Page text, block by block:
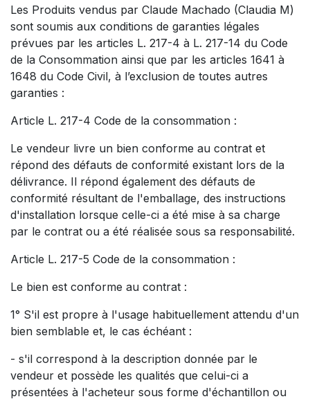
Les Produits vendus par Claude Machado (Claudia M)
sont soumis aux conditions de garanties légales
prévues par les articles L. 217-4 à L. 217-14 du Code
de la Consommation ainsi que par les articles 1641 à
1648 du Code Civil, à l’exclusion de toutes autres
garanties :
Article L. 217-4 Code de la consommation :
Le vendeur livre un bien conforme au contrat et
répond des défauts de conformité existant lors de la
délivrance. Il répond également des défauts de
conformité résultant de l'emballage, des instructions
d'installation lorsque celle-ci a été mise à sa charge
par le contrat ou a été réalisée sous sa responsabilité.
Article L. 217-5 Code de la consommation :
Le bien est conforme au contrat :
1° S'il est propre à l'usage habituellement attendu d'un
bien semblable et, le cas échéant :
- s'il correspond à la description donnée par le
vendeur et possède les qualités que celui-ci a
présentées à l'acheteur sous forme d'échantillon ou